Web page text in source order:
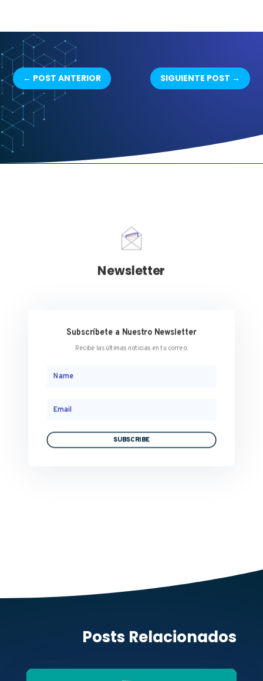
← POST ANTERIOR SIGUIENTE POST →
Newsletter
Subscríbete a Nuestro Newsletter
Recibe las últimas noticias en tu correo.
SUBSCRIBE
Posts Relacionados